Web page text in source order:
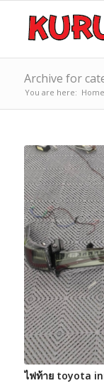
Archive for
You are here: Home
ไฟท้าย toyota